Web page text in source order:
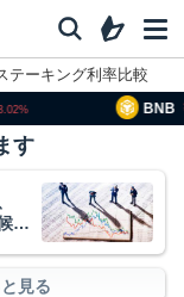
テーキング利率比較
BNB
す
」
見る